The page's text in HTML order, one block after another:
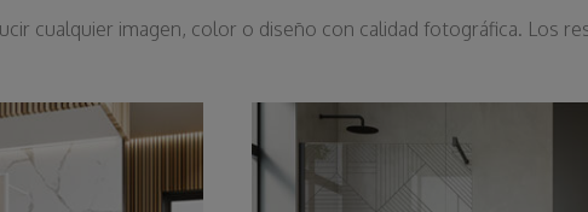
cualquier imagen, color o diseño con calidad fotográfica. Los